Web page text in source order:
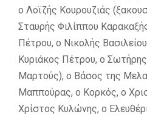
ο Λοϊζής Κουρουζιάς
Σταυρής Φιλίππου
Πέτρου, ο Νικολής
Κυριάκος Πέτρου, ο
Μαρτούς), ο Βάσος της
Μαππούρας, ο Κορκός, ο
Χρίστος Κυλώνης, ο